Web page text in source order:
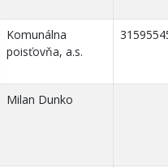
Komunálna
poisťovňa, a.s.
Milan Dunko